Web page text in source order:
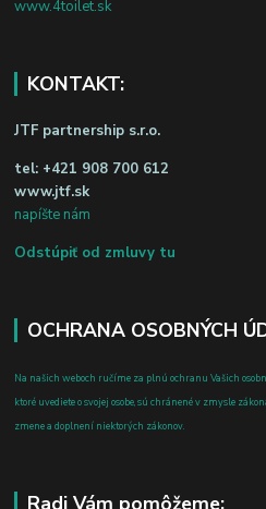
www.4toilet.sk
KONTAKT:
JTF partnership s.r.o.
tel: +421 908 700 612
www.jtf.sk
napíšte nám
Odstúpiť od zmluvy tu
OCHRANA OSOBNÝCH
Na našich weboch ručíme za plnú ochranu Vašich
ktoré uvediete o svojej osobe, sú chránené v zmysle
zmene a doplnení niektorých zákonov.
Radi Vám pomôžeme: